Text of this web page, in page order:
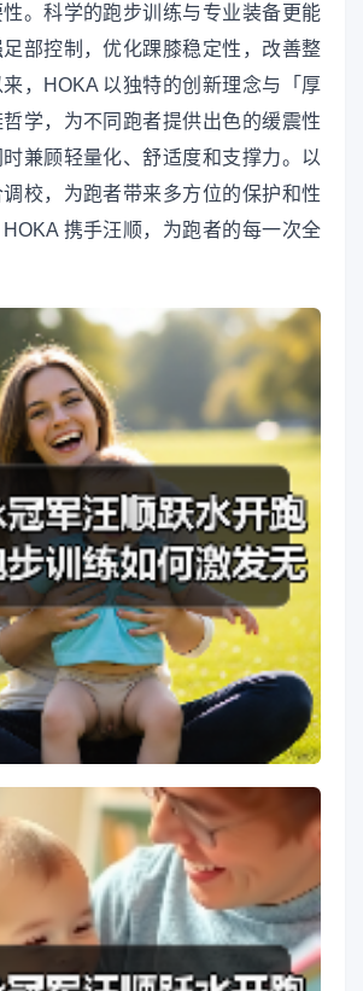
。科学的跑步训练与专业装备更能
部控制，优化踝膝稳定性，改善整
，HOKA 以独特的创新理念与「厚
学，为不同跑者提供出色的缓震性
兼顾轻量化、舒适度和支撑力。以
校，为跑者带来多方位的保护和性
携手汪顺，为跑者的每一次全